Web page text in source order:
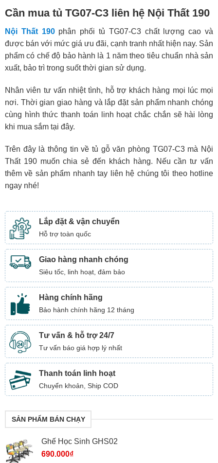
Cần mua tủ TG07-C3 liên hệ Nội Thất 190
Nội Thất 190phân phối tủ TG07-C3 chất lượng cao và
được bán với mức giá ưu đãi, cạnh tranh nhất hiện nay. Sản
phẩm có chế độ bảo hành là 1 năm theo tiêu chuẩn nhà sản
xuất, bảo trì trong suốt thời gian sử dụng.
Nhân viên tư vấn nhiệt tình, hỗ trợ khách hàng mọi lúc mọi
nơi. Thời gian giao hàng và lắp đặt sản phẩm nhanh chóng
cùng hình thức thanh toán linh hoạt chắc chắn sẽ hài lòng
khi mua sắm tại đây.
Trên đây là thông tin về tủ gỗ văn phòng TG07-C3 mà Nội
Thất 190 muốn chia sẻ đến khách hàng. Nếu cần tư vấn
thêm về sản phẩm nhanh tay liên hệ chúng tôi theo hotline
ngay nhé!
Lắp đặt & vận chuyển
Hỗ trợ toàn quốc
Giao hàng nhanh chóng
Siêu tốc, linh hoạt, đảm bảo
Hàng chính hãng
Bảo hành chính hãng 12 tháng
Tư vấn & hỗ trợ 24/7
Tư vấn báo giá hợp lý nhất
Thanh toán linh hoạt
Chuyển khoản, Ship COD
SẢN PHẨM BÁN CHẠY
Ghế Học Sinh GHS02
690.000₫